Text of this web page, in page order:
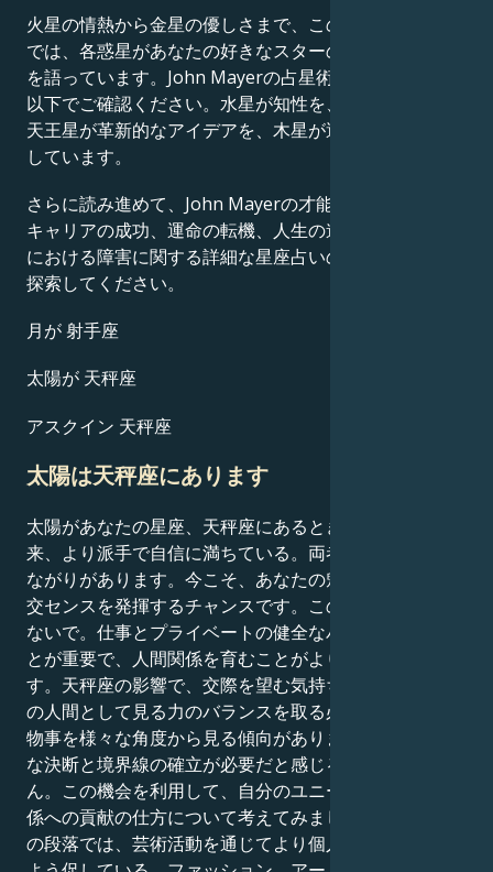
火星の情熱から金星の優しさまで、この有名人の出生図
では、各惑星があなたの好きなスターの成功物語の一端
を語っています。John Mayerの占星術チャート分析を
以下でご確認ください。水星が知性を、土星が規律を、
天王星が革新的なアイデアを、木星が運をそれぞれ定義
しています。
さらに読み進めて、John Mayerの才能、カリスマ性、
キャリアの成功、運命の転機、人生の道筋、そして恋愛
における障害に関する詳細な星座占いのプロフィールを
探索してください。
月が 射手座
太陽が 天秤座
アスクイン 天秤座
太陽は天秤座にあります
太陽があなたの星座、天秤座にあるとき、あなたは本
来、より派手で自信に満ちている。両者には何らかのつ
ながりがあります。今こそ、あなたの魅力、外交術、社
交センスを発揮するチャンスです。このチャンスを逃さ
ないで。仕事とプライベートの健全なバランスを保つこ
とが重要で、人間関係を育むことがより重要視されま
す。天秤座の影響で、交際を望む気持ちと、自分を一人
の人間として見る力のバランスを取る必要があります。
物事を様々な角度から見る傾向がありますが、より慎重
な決断と境界線の確立が必要だと感じるかもしれませ
ん。この機会を利用して、自分のユニークさや、人間関
係への貢献の仕方について考えてみましょう。さらにこ
の段落では、芸術活動を通じてより個人的な表現をする